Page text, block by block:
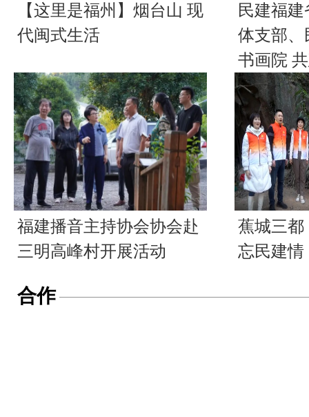
【这里是福州】烟台山 现
代闽式生活
民建福
体支部、
书画院
福建播音主持协会协会赴
三明高峰村开展活动
蕉城三都
忘民建情
合作